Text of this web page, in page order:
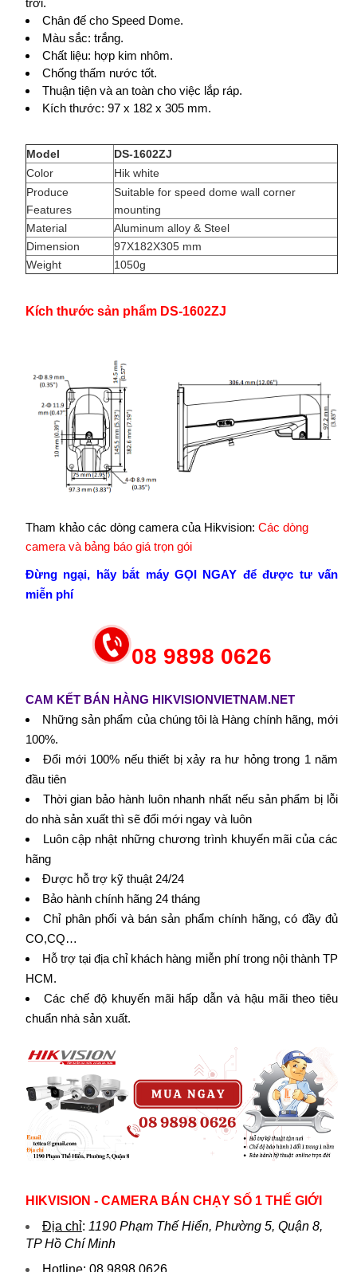
trời.
Chân đế cho Speed Dome.
Màu sắc: trắng.
Chất liệu: hợp kim nhôm.
Chống thấm nước tốt.
Thuận tiện và an toàn cho việc lắp ráp.
Kích thước: 97 x 182 x 305 mm.
Model
DS-1602ZJ
Color
Hik white
Produce
Features
Suitable for speed dome wall corner
mounting
Material
Aluminum alloy & Steel
Dimension
97X182X305 mm
Weight
1050g
Kích thước sản phẩm DS-1602ZJ
Tham khảo các dòng camera của Hikvision: Các dòng
camera và bảng báo giá trọn gói
Đừng ngại, hãy bắt máy GỌI NGAY để được tư vấn
miễn phí
08 9898 0626
CAM KẾT BÁN HÀNG HIKVISIONVIETNAM.NET
Những sản phẩm của chúng tôi là Hàng chính hãng, mới
100%.
Đổi mới 100% nếu thiết bị xảy ra hư hỏng trong 1 năm
đầu tiên
Thời gian bảo hành luôn nhanh nhất nếu sản phẩm bị lỗi
do nhà sản xuất thì sẽ đổi mới ngay và luôn
Luôn cập nhật những chương trình khuyến mãi của các
hãng
Được hỗ trợ kỹ thuật 24/24
Bảo hành chính hãng 24 tháng
Chỉ phân phối và bán sản phẩm chính hãng, có đầy đủ
CO,CQ…
Hỗ trợ tại địa chỉ khách hàng miễn phí trong nội thành TP
HCM.
Các chế độ khuyến mãi hấp dẫn và hậu mãi theo tiêu
chuẩn nhà sản xuất.
HIKVISION - CAMERA BÁN CHẠY SỐ 1 THẾ GIỚI
Địa chỉ: 1190 Phạm Thế Hiển, Phường 5, Quận 8,
TP Hồ Chí Minh
Hotline: 08.9898.0626